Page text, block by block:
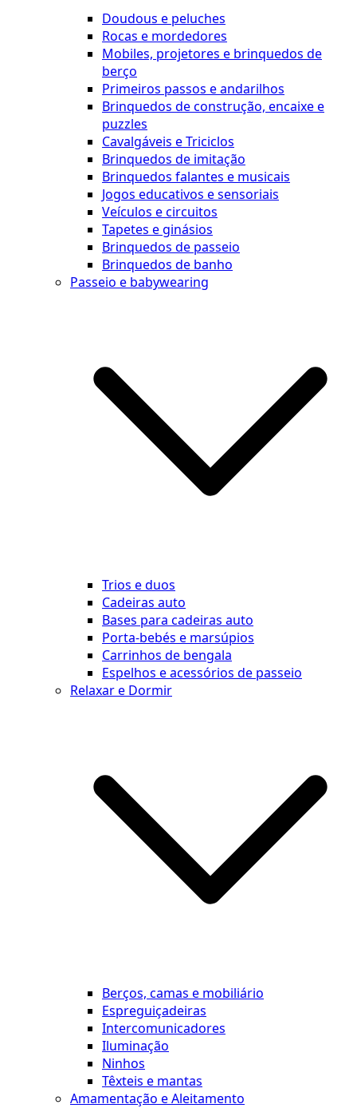
Doudous e peluches
Rocas e mordedores
Mobiles, projetores e brinquedos de
berço
Primeiros passos e andarilhos
Brinquedos de construção, encaixe e
puzzles
Cavalgáveis e Triciclos
Brinquedos de imitação
Brinquedos falantes e musicais
Jogos educativos e sensoriais
Veículos e circuitos
Tapetes e ginásios
Brinquedos de passeio
Brinquedos de banho
Passeio e babywearing
Trios e duos
Cadeiras auto
Bases para cadeiras auto
Porta-bebés e marsúpios
Carrinhos de bengala
Espelhos e acessórios de passeio
Relaxar e Dormir
Berços, camas e mobiliário
Espreguiçadeiras
Intercomunicadores
Iluminação
Ninhos
Têxteis e mantas
Amamentação e Aleitamento